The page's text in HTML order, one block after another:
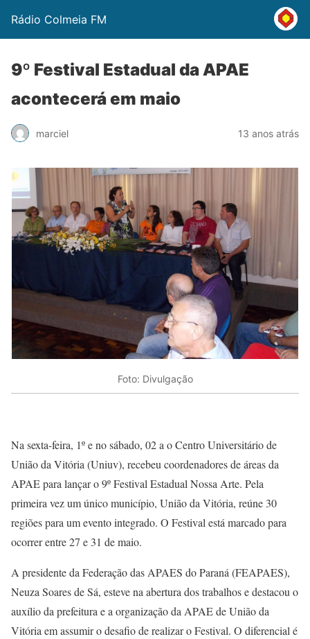
Rádio Colmeia FM
9º Festival Estadual da APAE
acontecerá em maio
marciel 13 anos atrás
Foto: Divulgação
Na sexta-feira, 1º e no sábado, 02 a o Centro Universitário de
União da Vitória (Uniuv), recebeu coordenadores de áreas da
APAE para lançar o 9º Festival Estadual Nossa Arte. Pela
primeira vez um único município, União da Vitória, reúne 30
regiões para um evento integrado. O Festival está marcado para
ocorrer entre 27 e 31 de maio.
A presidente da Federação das APAES do Paraná (FEAPAES),
Neuza Soares de Sá, esteve na abertura dos trabalhos e destacou o
auxílio da prefeitura e a organização da APAE de União da
Vitória em assumir o desafio de realizar o Festival. O diferencial é